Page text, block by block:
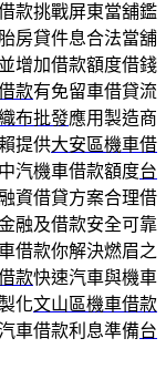
款挑戰屏東當舖鑑
房貸件息合法當舖
增加借款額度借錢
款有免留車借貸流
布批發應用製造商
提供大安區機車借
汽機車借款額度台
資借貸方案合理借
融及借款安全可靠
借款你解決燃眉之
款快速汽車與機車
化文山區機車借款
車借款利息準備台